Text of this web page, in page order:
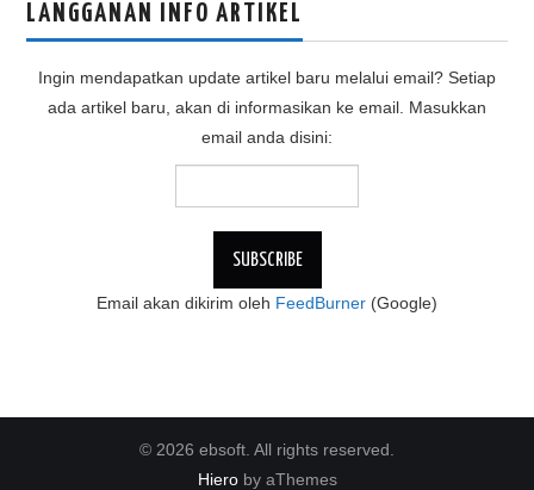
LANGGANAN INFO ARTIKEL
Ingin mendapatkan update artikel baru melalui email? Setiap
ada artikel baru, akan di informasikan ke email. Masukkan
email anda disini:
Email akan dikirim oleh FeedBurner (Google)
© 2026 ebsoft. All rights reserved.
Hieroby aThemes